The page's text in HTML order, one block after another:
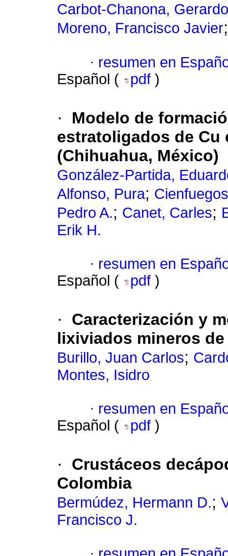
Carbot-Chanona, Gerardo
Moreno, Francisco Javier
· resumen en
Español (
pdf )
·
Modelo de
estratoligados de Cu
(Chihuahua, México)
González-Partida,
Alfonso, Pura;
Pedro A.; Canet, Carles;
Erik H.
· resumen en
Español (
pdf )
·
Caracterización y
lixiviados mineros
Burillo, Juan Carlos;
Montes, Isidro
· resumen en
Español (
pdf )
·
Crustáceos
Colombia
Bermúdez, Hermann D.;
Francisco J.